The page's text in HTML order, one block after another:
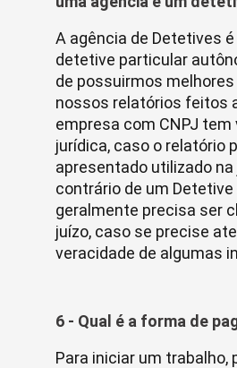
A agência de Detetives
detetive particular
de possuirmos
nossos relatórios feitos
empresa com CNPJ tem
jurídica, caso o relatório
apresentado utilizado
contrário de um
geralmente precisa ser
juízo, caso se precise
veracidade de algumas
6 - Qual é a forma de
Para iniciar um trabalho,